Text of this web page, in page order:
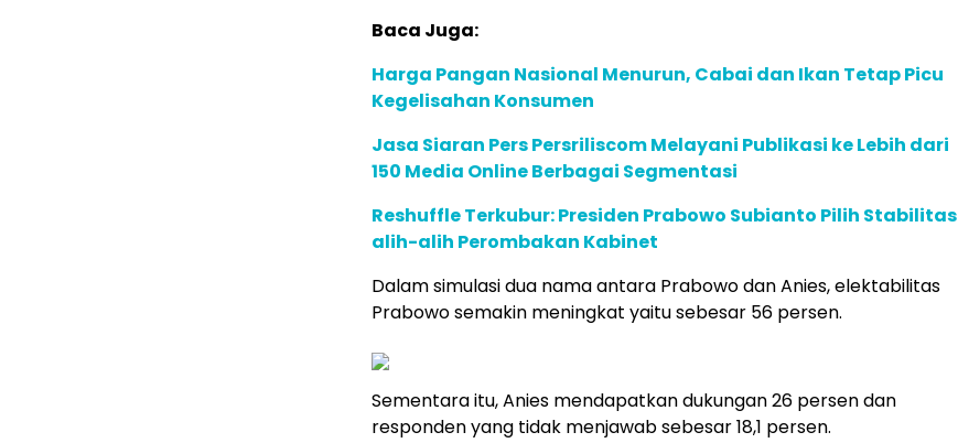
Baca Juga:
Harga Pangan Nasional Menurun, Cabai dan Ikan Tetap Picu
Kegelisahan Konsumen
Jasa Siaran Pers Persriliscom Melayani Publikasi ke Lebih dari
150 Media Online Berbagai Segmentasi
Reshuffle Terkubur: Presiden Prabowo Subianto Pilih Stabilitas
alih-alih Perombakan Kabinet
Dalam simulasi dua nama antara Prabowo dan Anies, elektabilitas
Prabowo semakin meningkat yaitu sebesar 56 persen.
Sementara itu, Anies mendapatkan dukungan 26 persen dan
responden yang tidak menjawab sebesar 18,1 persen.